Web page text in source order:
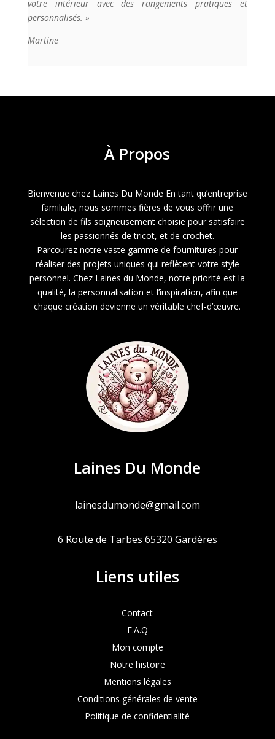
votre intérieur avec des rangements pratiques et
personnalisés. »
Martine
À Propos
Bienvenue chez Laines Du Monde En tant qu’entreprise
familiale, nous sommes fières de vous offrir une
sélection de fils soigneusement choisie pour satisfaire
les passionnés de tricot, et de crochet.
Parcourez notre vaste gamme de fournitures pour
réaliser des projets uniques qui reflètent votre style
personnel. Chez Laines du Monde, notre priorité est la
qualité, la personnalisation et l’inspiration, afin que
chaque création devienne un véritable chef-d’œuvre.
Laines Du Monde
lainesdumonde@gmail.com
6 Route de Tarbes 65320 Gardères
Liens utiles
Contact
F.A.Q
Mon compte
Notre histoire
Mentions légales
Conditions générales de vente
Politique de confidentialité